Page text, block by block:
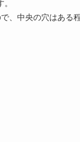
、中央の穴はある